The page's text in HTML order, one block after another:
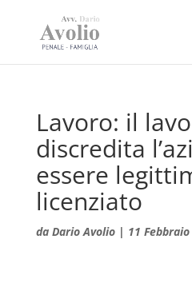
Lavoro: il
discredita
essere
licenziato
da Dario Avolio| 11